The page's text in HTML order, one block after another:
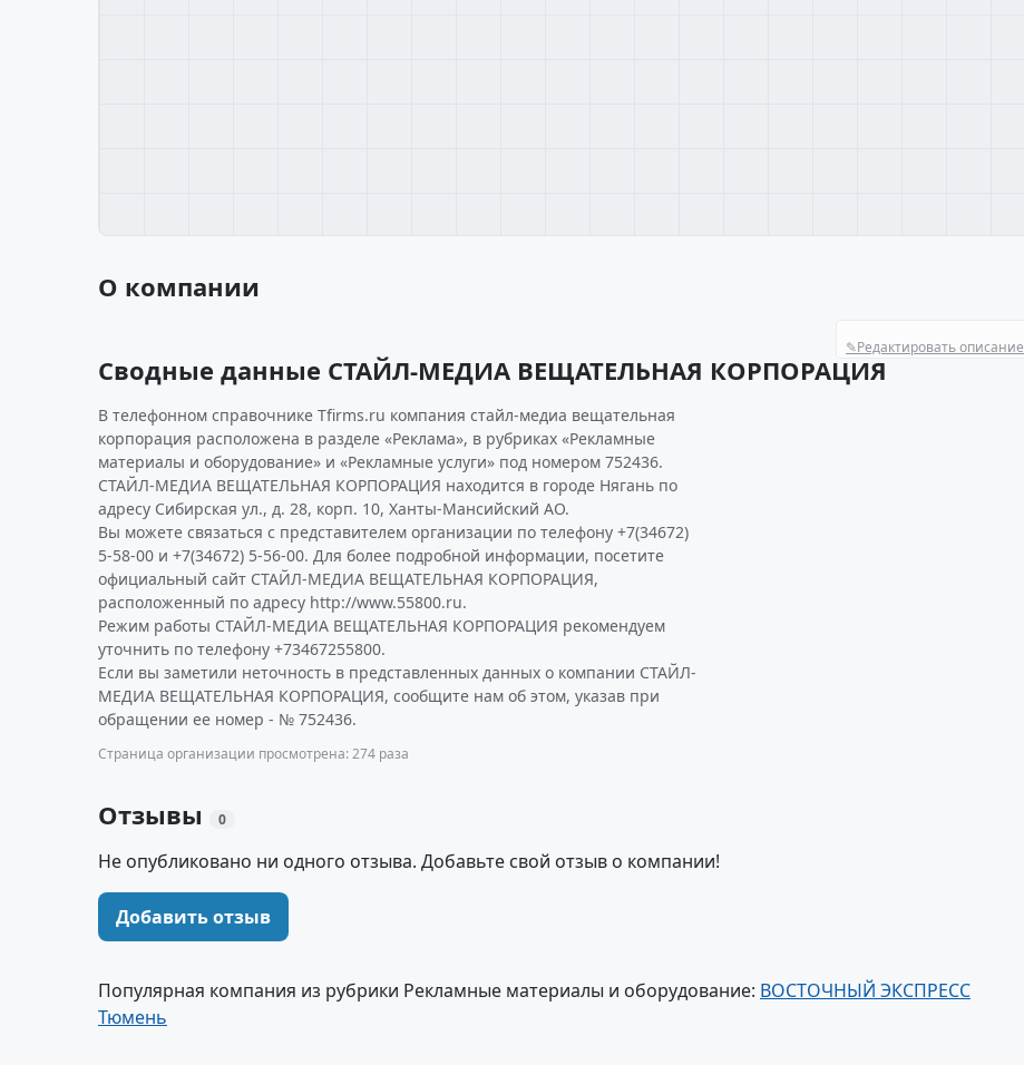
О компании
✎Редактировать описание
Сводные данные СТАЙЛ-МЕДИА ВЕЩАТЕЛЬНАЯ КОРПОРАЦИЯ
В телефонном справочнике Tfirms.ru компания стайл-медиа вещательная
корпорация расположена в разделе «Реклама», в рубриках «Рекламные
материалы и оборудование» и «Рекламные услуги» под номером 752436.
СТАЙЛ-МЕДИА ВЕЩАТЕЛЬНАЯ КОРПОРАЦИЯ находится в городе Нягань по
адресу Сибирская ул., д. 28, корп. 10, Ханты-Мансийский АО.
Вы можете связаться с представителем организации по телефону +7(34672)
5-58-00 и +7(34672) 5-56-00. Для более подробной информации, посетите
официальный сайт СТАЙЛ-МЕДИА ВЕЩАТЕЛЬНАЯ КОРПОРАЦИЯ,
расположенный по адресу http://www.55800.ru.
Режим работы СТАЙЛ-МЕДИА ВЕЩАТЕЛЬНАЯ КОРПОРАЦИЯ рекомендуем
уточнить по телефону +73467255800.
Если вы заметили неточность в представленных данных о компании СТАЙЛ-
МЕДИА ВЕЩАТЕЛЬНАЯ КОРПОРАЦИЯ, сообщите нам об этом, указав при
обращении ее номер - № 752436.
Страница организации просмотрена: 274 раза
Отзывы 0
Не опубликовано ни одного отзыва. Добавьте свой отзыв о компании!
Добавить отзыв
Популярная компания из рубрики Рекламные материалы и оборудование: ВОСТОЧНЫЙ ЭКСПРЕСС
Тюмень